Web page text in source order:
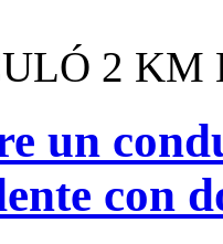
2 KM
un
con